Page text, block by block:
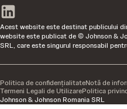
Acest website este destinat publicului
website este publicat de © Johnson &
SRL, care este singurul responsabil
Johnson & Johnson Romania SRL
Politica de confidențialitateNotă de
Termeni Legali de UtilizarePolitica